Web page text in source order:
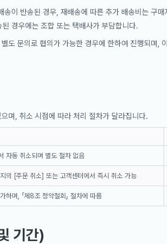
이 반송된 경우, 재배송에 따른 추가 배송비는 구
경우에는 조합 또는 택배사가 부담합니다.
도 문의로 협의가 가능한 경우에 한하여 진행되며,
며, 취소 시점에 따라 처리 절차가 달라집니다.
자동 취소되며 별도 절차 없음
의 [주문 취소] 또는 고객센터에서 즉시 취소 가능
하며, 「제8조 청약철회」 절차에 따름
기간)